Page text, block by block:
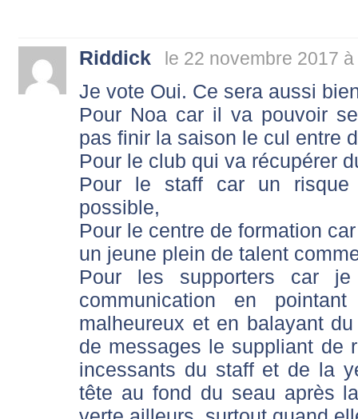
Riddick le 22 novembre 2017
Je vote Oui. Ce sera aussi
Pour Noa car il va pouvoir
pas finir la saison le cul entre
Pour le club qui va récupérer
Pour le staff car un
possible,
Pour le centre de formation
un jeune plein de talent
Pour les supporters car
communication en
malheureux et en balayant
de messages le suppliant de
incessants du staff et de la
tête au fond du seau après